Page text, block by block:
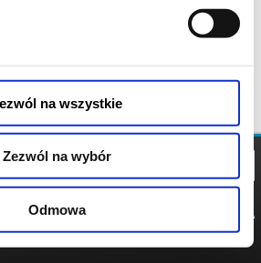
na wszystkie
Zezwól na wybór
Odmowa
POLITYKA
POLITYKA